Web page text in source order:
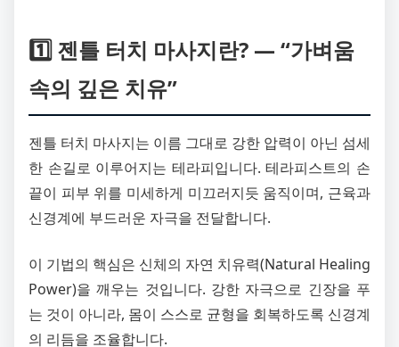
1️⃣ 젠틀 터치 마사지란? — “가벼움
속의 깊은 치유”
젠틀 터치 마사지는 이름 그대로 강한 압력이 아닌 섬세
한 손길로 이루어지는 테라피입니다. 테라피스트의 손
끝이 피부 위를 미세하게 미끄러지듯 움직이며, 근육과
신경계에 부드러운 자극을 전달합니다.
이 기법의 핵심은 신체의 자연 치유력(Natural Healing
Power)을 깨우는 것입니다. 강한 자극으로 긴장을 푸
는 것이 아니라, 몸이 스스로 균형을 회복하도록 신경계
의 리듬을 조율합니다.